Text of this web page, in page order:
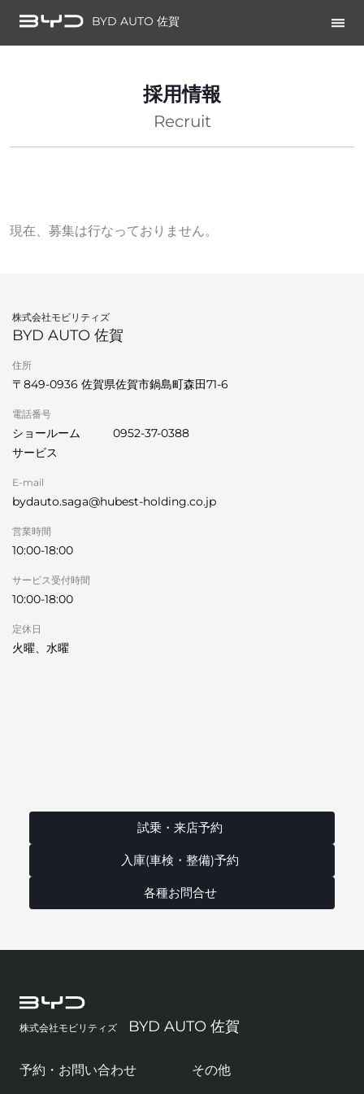
BYD AUTO 佐賀
採用情報
Recruit
現在、募集は行なっておりません。
株式会社モビリティズ
BYD AUTO 佐賀
住所
〒849-0936 佐賀県佐賀市鍋島町森田71-6
電話番号
ショールーム
0952-37-0388
サービス
E-mail
bydauto.saga@hubest-holding.co.jp
営業時間
10:00-18:00
サービス受付時間
10:00-18:00
定休日
火曜、水曜
試乗・来店予約
入庫(車検・整備)予約
各種お問合せ
株式会社モビリティズ BYD AUTO 佐賀
予約・お問い合わせ その他